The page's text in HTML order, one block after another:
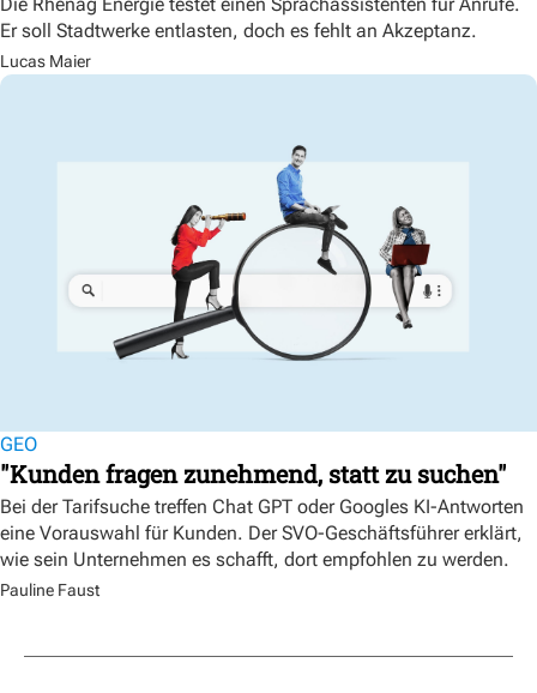
Er soll Stadtwerke entlasten, doch es fehlt an Akzeptanz.
Lucas Maier
GEO
"Kunden fragen zunehmend, statt zu suchen"
Bei der Tarifsuche treffen Chat GPT oder Googles KI-Antworten
eine Vorauswahl für Kunden. Der SVO-Geschäftsführer erklärt,
wie sein Unternehmen es schafft, dort empfohlen zu werden.
Pauline Faust